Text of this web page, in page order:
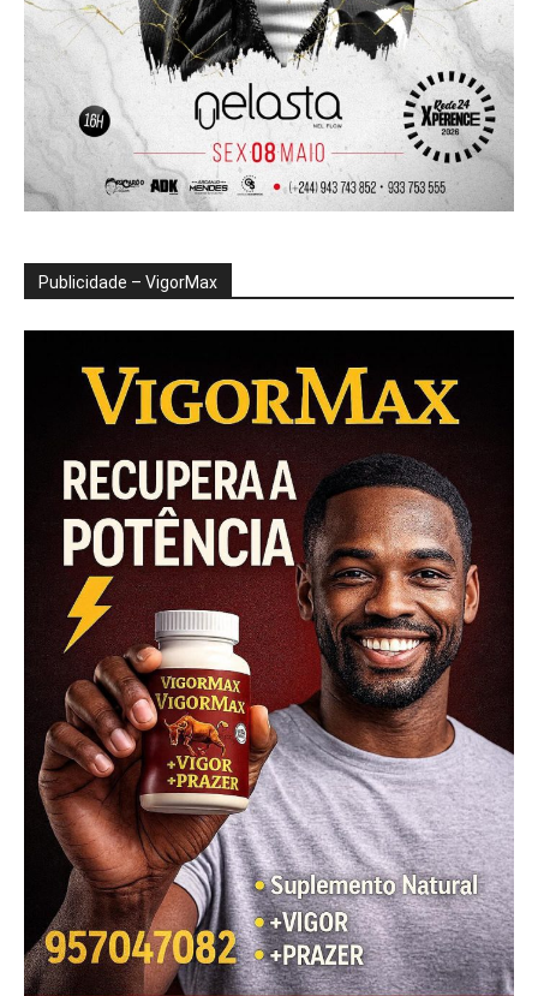
Publicidade – VigorMax